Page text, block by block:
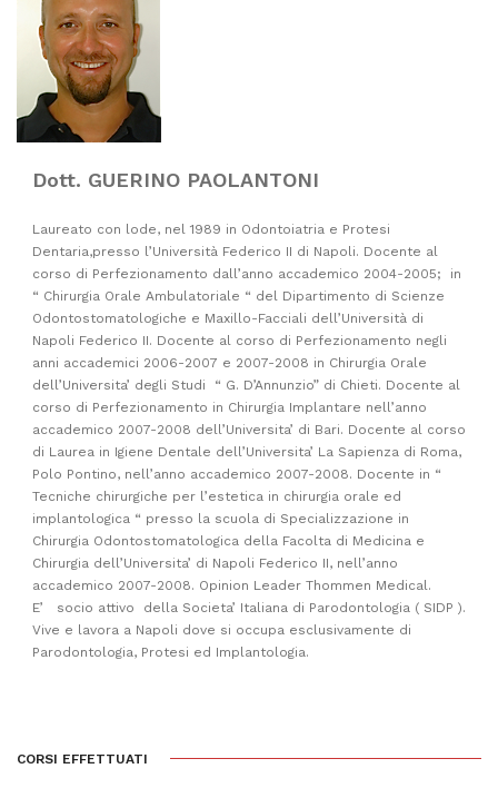
Dott. GUERINO PAOLANTONI
Laureato con lode, nel 1989 in Odontoiatria e Protesi
Dentaria,presso l’Università Federico II di Napoli. Docente al
corso di Perfezionamento dall’anno accademico 2004-2005; in
“ Chirurgia Orale Ambulatoriale “ del Dipartimento di Scienze
Odontostomatologiche e Maxillo-Facciali dell’Università di
Napoli Federico II. Docente al corso di Perfezionamento negli
anni accademici 2006-2007 e 2007-2008 in Chirurgia Orale
dell’Universita’ degli Studi “ G. D’Annunzio” di Chieti. Docente al
corso di Perfezionamento in Chirurgia Implantare nell’anno
accademico 2007-2008 dell’Universita’ di Bari. Docente al corso
di Laurea in Igiene Dentale dell’Universita’ La Sapienza di Roma,
Polo Pontino, nell’anno accademico 2007-2008. Docente in “
Tecniche chirurgiche per l’estetica in chirurgia orale ed
implantologica “ presso la scuola di Specializzazione in
Chirurgia Odontostomatologica della Facolta di Medicina e
Chirurgia dell’Universita’ di Napoli Federico II, nell’anno
accademico 2007-2008. Opinion Leader Thommen Medical.
E’ socio attivo della Societa’ Italiana di Parodontologia ( SIDP ).
Vive e lavora a Napoli dove si occupa esclusivamente di
Parodontologia, Protesi ed Implantologia.
CORSI EFFETTUATI